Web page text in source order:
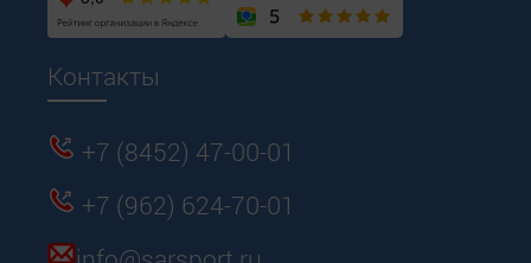
Контакты
+7 (8452) 47-00-01
+7 (962) 624-70-01